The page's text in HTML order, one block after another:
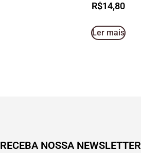
R$14,80
Ler mais
RECEBA NOSSA NEWSLETTER